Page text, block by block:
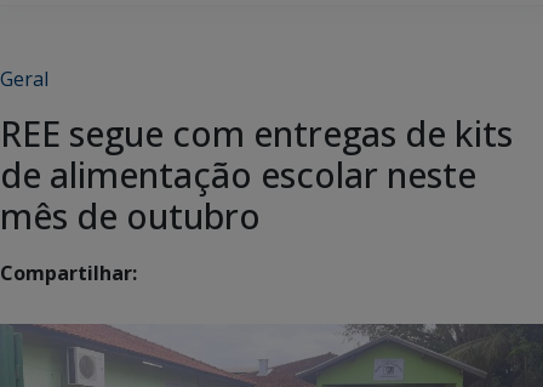
Geral
REE segue com entregas de kits
de alimentação escolar neste
mês de outubro
Compartilhar: